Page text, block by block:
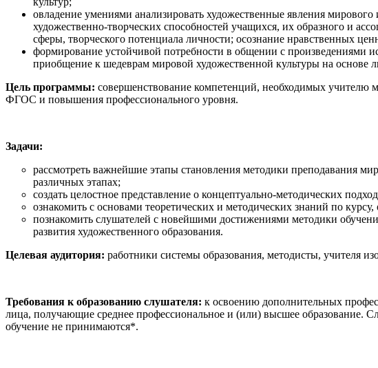
овладение умениями анализировать художественные явления
художественно-творческих способностей учащихся, их образного и
сферы, творческого потенциала личности; осознание нравственных
формирование устойчивой потребности в общении с произведениями
приобщение к шедеврам мировой художественной культуры на основе
Цель программы: совершенствование компетенций, необходимых учителю
ФГОС и повышения профессионального уровня.
Задачи:
рассмотреть важнейшие этапы становления методики преподавания
различных этапах;
создать целостное представление о концептуально-методических
ознакомить с основами теоретических и методических знаний по
познакомить слушателей с новейшими достижениями методики
развития художественного образования.
Целевая аудитория: работники системы образования, методисты, учителя
Требования к образованию слушателя: к освоению дополнительных
лица, получающие среднее профессиональное и (или) высшее образование.
обучение не принимаются*.